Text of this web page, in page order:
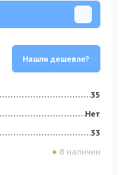
Нашли дешевле?
35
Нет
33
● В наличии